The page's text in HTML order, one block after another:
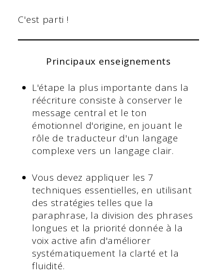
C'est parti !
Principaux enseignements
L'étape la plus importante dans la
réécriture consiste à conserver le
message central et le ton
émotionnel d'origine, en jouant le
rôle de traducteur d'un langage
complexe vers un langage clair.
Vous devez appliquer les 7
techniques essentielles, en utilisant
des stratégies telles que la
paraphrase, la division des phrases
longues et la priorité donnée à la
voix active afin d'améliorer
systématiquement la clarté et la
fluidité.